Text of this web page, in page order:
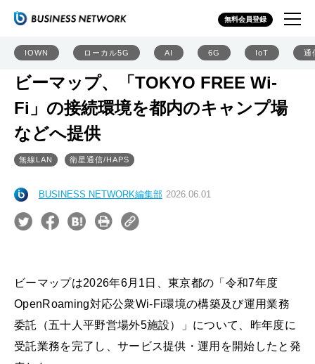
無料会員登録
IOWN ローカル5G AI 6G IoT 通
ビーマップ、「TOKYO FREE Wi-
Fi」の接続環境を都内のキャンプ場
などへ提供
無線LAN 衛星通信/HAPS
BUSINESS NETWORK編集部 2026.06.01
ビーマップは2026年6月1日、東京都の「令和7年度
OpenRoaming対応公衆Wi-Fi環境の構築及び運用業務
委託（五十人平野営場外5施設）」について、昨年度に
受託業務を完了し、サービス提供・運用を開始したと発